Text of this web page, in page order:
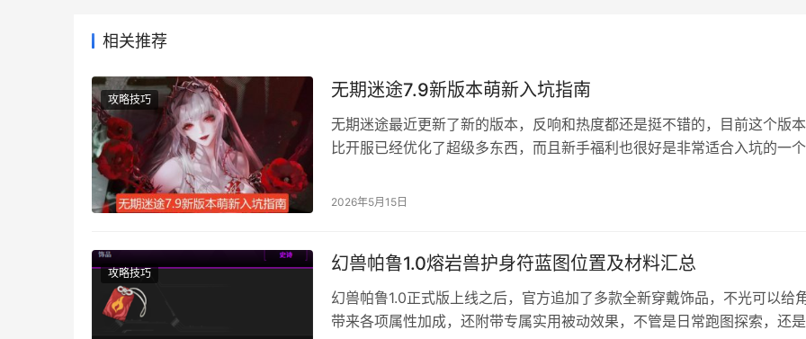
相关推荐
攻略技巧 无期迷途7.9新版本萌新入坑指南
无期迷途最近更新了新的版本，反响和热度都还是挺不错的，目前这个版
比开服已经优化了超级多东西，而且新手福利也很好是非常适合入坑的一
考一下。 无期迷途最新新手攻略 角色选择 1、海拉 新手期缺少扛伤位置的
2026年5月15日
攻略技巧 幻兽帕鲁1.0熔岩兽护身符蓝图位置及材料汇总
幻兽帕鲁1.0正式版上线之后，官方追加了多款全新穿戴饰品，不光可以给
带来各项属性加成，还附带专属实用被动效果，不管是日常跑图探索，还